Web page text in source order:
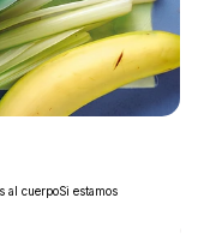
al cuerpoSi estamos